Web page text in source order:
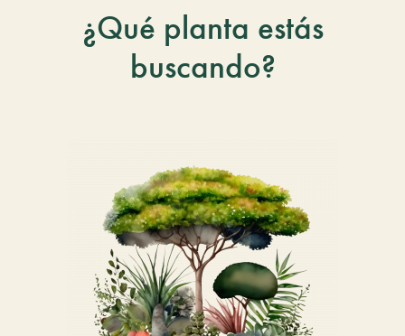
¿Qué planta estás
buscando?